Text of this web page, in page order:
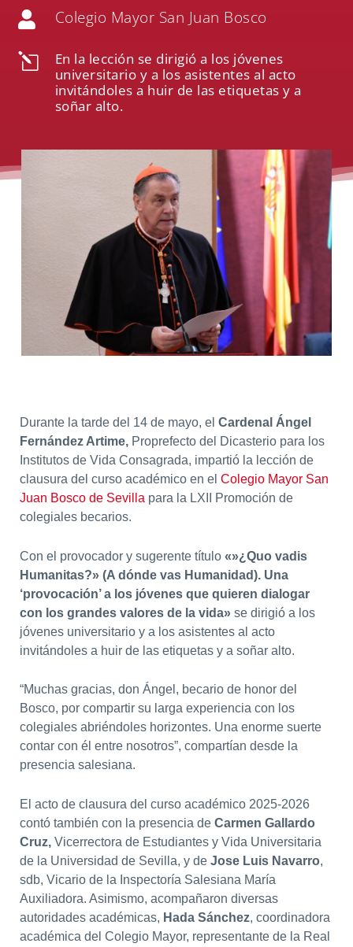
 Colegio Mayor San Juan Bosco
l
En la lección se dirigió a los jóvenes
universitario y a los asistentes al acto
invitándoles a huir de las etiquetas y a
soñar alto.
Durante la tarde del 14 de mayo, el Cardenal Ángel
Fernández Artime,Proprefecto del Dicasterio para los
Institutos de Vida Consagrada, impartió la lección de
clausura del curso académico en el Colegio Mayor San
Juan Bosco de Sevilla para la LXII Promoción de
colegiales becarios.
Con el provocador y sugerente título «»¿Quo vadis
Humanitas?» (A dónde vas Humanidad). Una
‘provocación’ a los jóvenes que quieren dialogar
con los grandes valores de la vida»se dirigió a los
jóvenes universitario y a los asistentes al acto
invitándoles a huir de las etiquetas y a soñar alto.
“Muchas gracias, don Ángel, becario de honor del
Bosco, por compartir su larga experiencia con los
colegiales abriéndoles horizontes. Una enorme suerte
contar con él entre nosotros”, compartían desde la
presencia salesiana.
El acto de clausura del curso académico 2025-2026
contó también con la presencia de Carmen Gallardo
Cruz,Vicerrectora de Estudiantes y Vida Universitaria
de la Universidad de Sevilla, y de Jose Luis Navarro,
sdb, Vicario de la Inspectoría Salesiana María
Auxiliadora. Asimismo, acompañaron diversas
autoridades académicas, Hada Sánchez, coordinadora
académica del Colegio Mayor, representante de la Real